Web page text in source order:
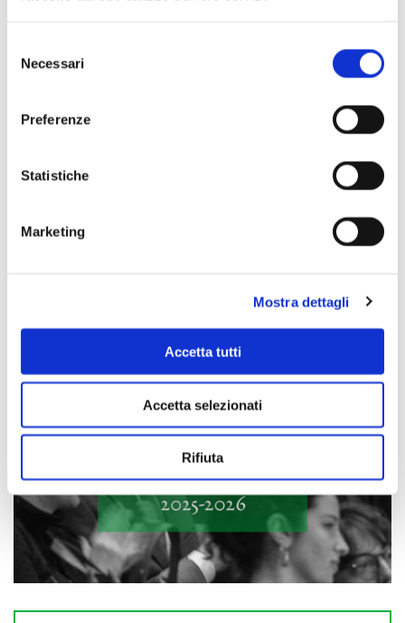
delNecessari
Preferenze
Statistiche
Marketing
Mostra dettagli
Accetta tutti
Accetta selezionati
Rifiuta